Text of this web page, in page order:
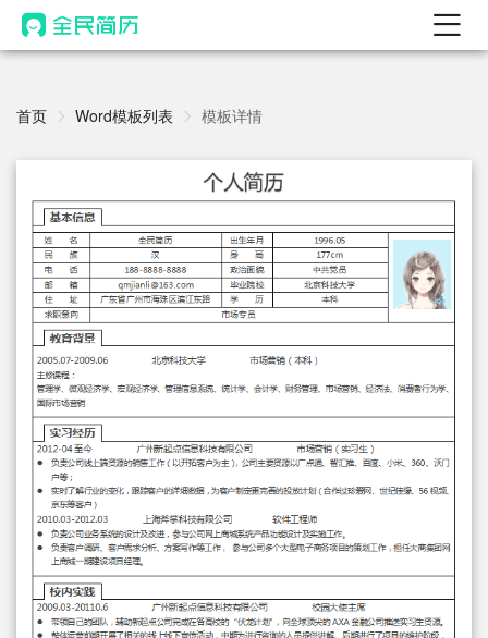
AI 简历工具 热门
AI 生成简历
AI 优化简历
AI 翻译简历
AI 诊断简历
AI 模拟面试
面试自我介绍
AI 职场工具 New
简历模板
简历教程
登录 / 注册
首页 Word模板列表 模板详情